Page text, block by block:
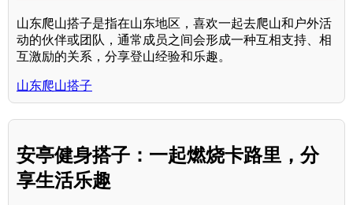
山东爬山搭子是指在山东地区，喜欢一起去爬山和户外活
动的伙伴或团队，通常成员之间会形成一种互相支持、相
互激励的关系，分享登山经验和乐趣。
山东爬山搭子
安亭健身搭子：一起燃烧卡路里，分
享生活乐趣